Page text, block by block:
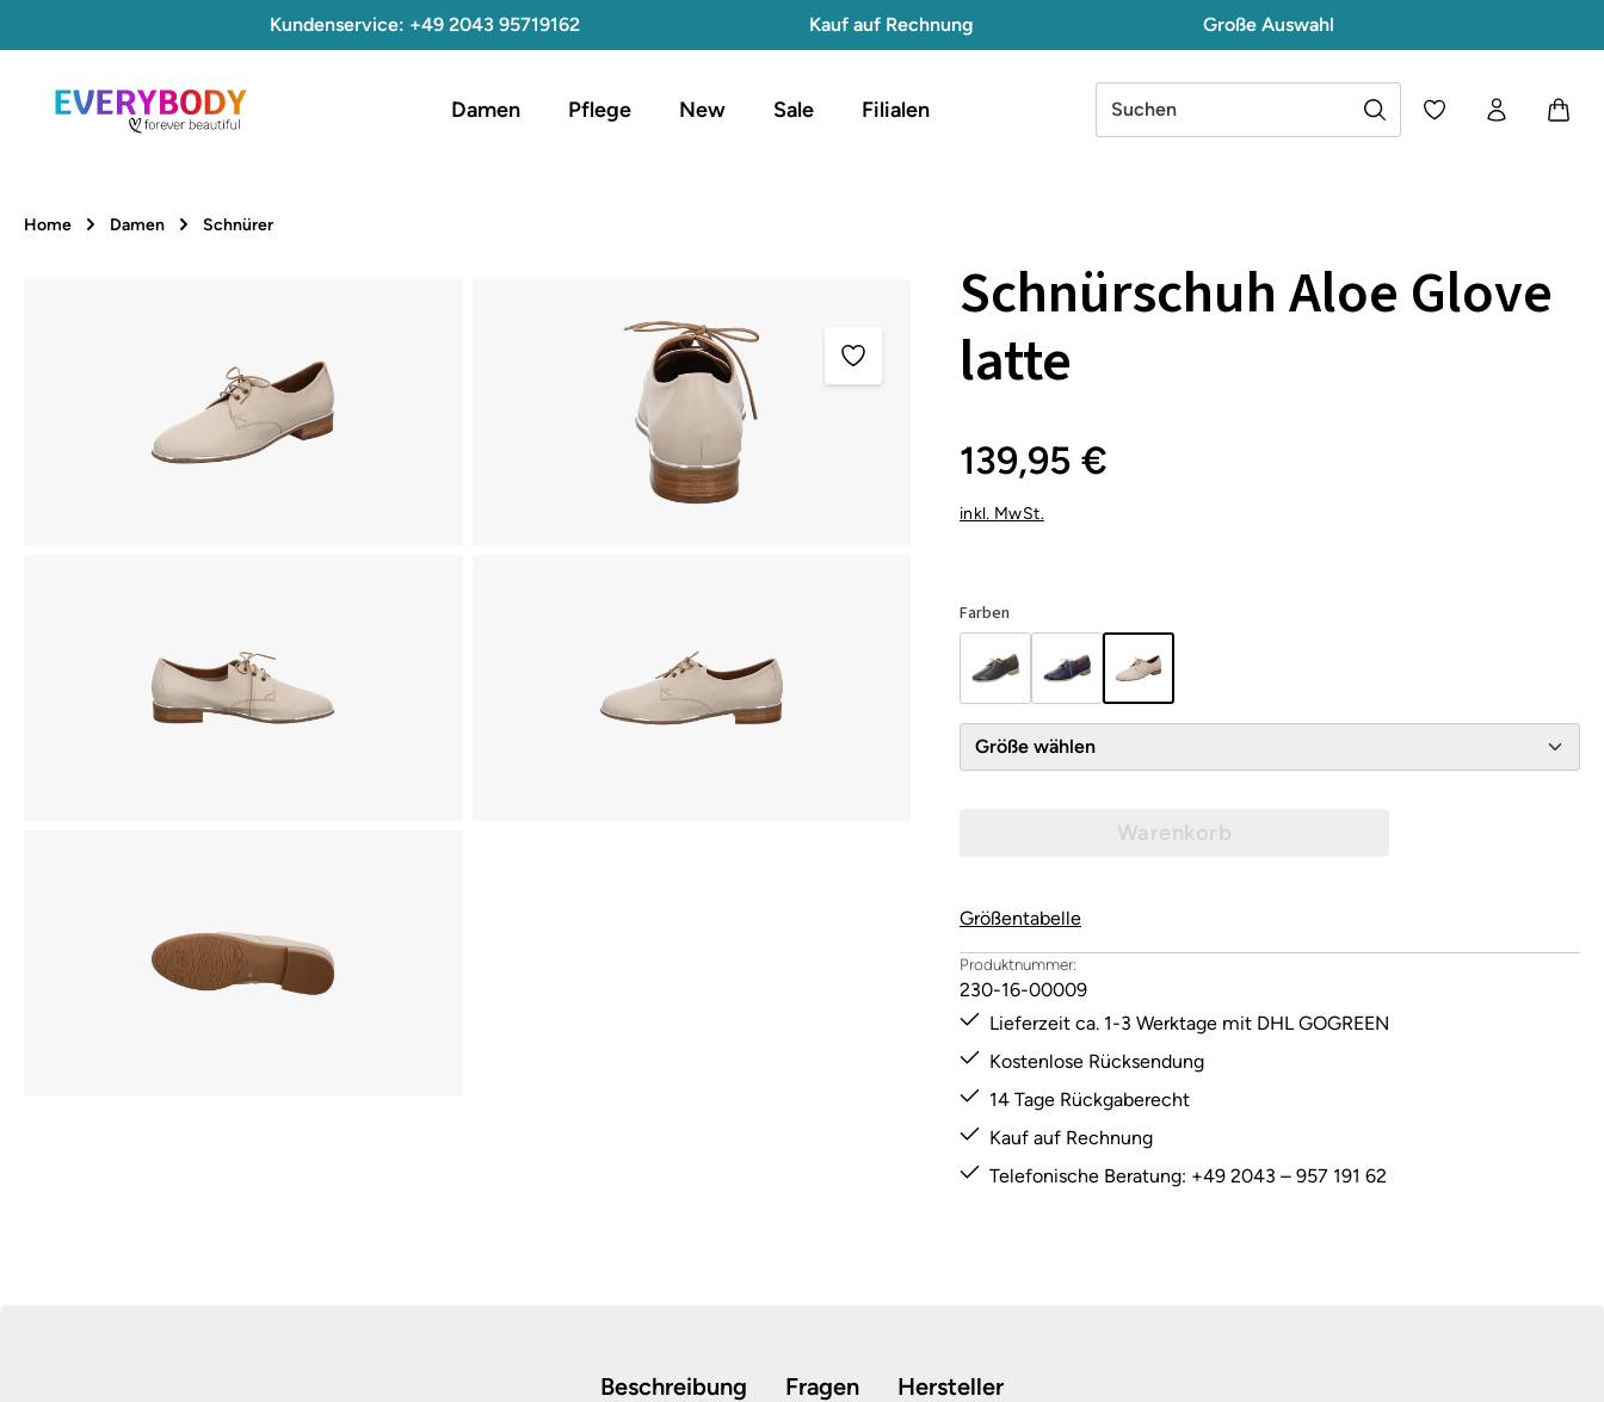
Zur Hauptnavigation springenKundenservice: +49 2043 95719162 Kauf auf Rechnung Große Auswahl
Damen Pflege New Sale Filialen Du hast 0 Produkte
Home Damen Schnürer
Schnürschuh Aloe Glove
latte
139,95 €
inkl. MwSt.
Farben
Größe wählen
Warenkorb
Größentabelle
Produktnummer:
230-16-00009
Lieferzeit ca. 1-3 Werktage mit DHL GOGREEN
Kostenlose Rücksendung
14 Tage Rückgaberecht
Kauf auf Rechnung
Telefonische Beratung: +49 2043 – 957 191 62
Beschreibung Fragen Hersteller